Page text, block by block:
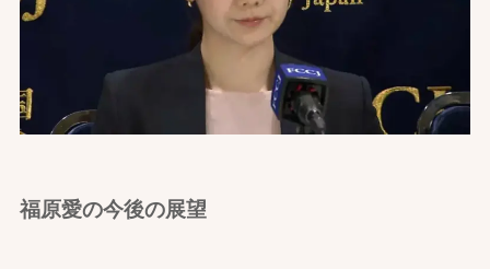
福原愛の今後の展望